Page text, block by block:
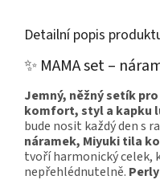
Detailní popis
✨ MAMA set –
Jemný, něžný setík
komfort, styl a kapku
bude nosit každý den s
náramek, Miyuki tila
tvoří harmonický celek,
nepřehlédnutelně.